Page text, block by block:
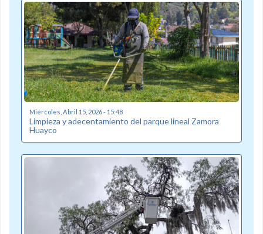
Miércoles, Abril 15, 2026 - 15:48
Limpieza y adecentamiento del parque lineal Zamora
Huayco